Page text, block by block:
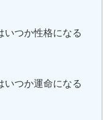
いつか性格になる
いつか運命になる